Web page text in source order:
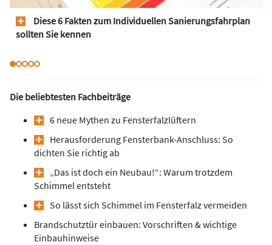
Diese 6 Fakten zum Individuellen Sanierungsfahrplan
sollten Sie kennen
Die beliebtesten Fachbeiträge
6 neue Mythen zu Fensterfalzlüftern
Herausforderung Fensterbank-Anschluss: So
dichten Sie richtig ab
„Das ist doch ein Neubau!“: Warum trotzdem
Schimmel entsteht
So lässt sich Schimmel im Fensterfalz vermeiden
Brandschutztür einbauen: Vorschriften & wichtige
Einbauhinweise